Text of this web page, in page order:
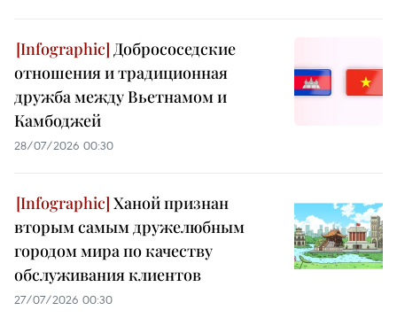
Добрососедские
отношения и традиционная
дружба между Вьетнамом и
Камбоджей
28/07/2026 00:30
Ханой признан
вторым самым дружелюбным
городом мира по качеству
обслуживания клиентов
27/07/2026 00:30